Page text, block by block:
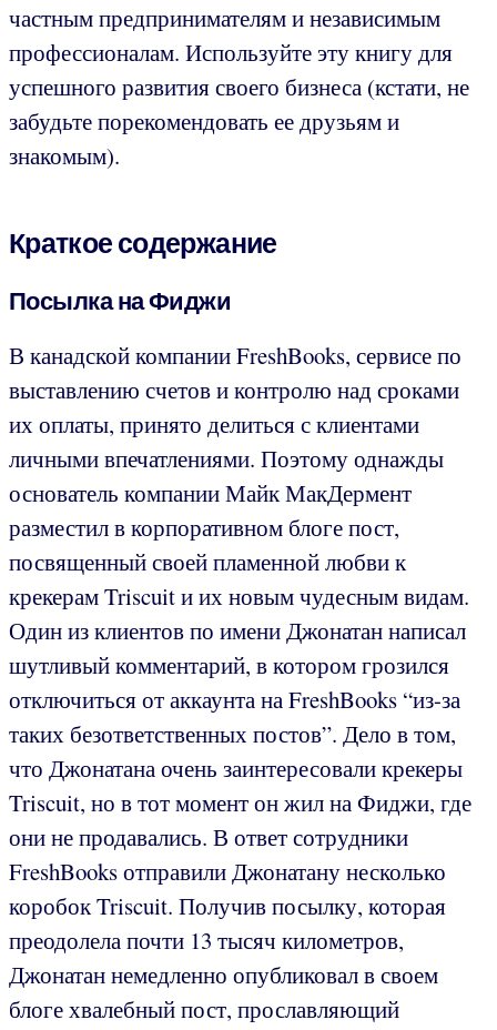
частным предпринимателям и независимым
профессионалам. Используйте эту книгу для
успешного развития своего бизнеса (кстати, не
забудьте порекомендовать ее друзьям и
знакомым).
Краткое содержание
Посылка на Фиджи
В канадской компании FreshBooks, сервисе по
выставлению счетов и контролю над сроками
их оплаты, принято делиться с клиентами
личными впечатлениями. Поэтому однажды
основатель компании Майк МакДермент
разместил в корпоративном блоге пост,
посвященный своей пламенной любви к
крекерам Triscuit и их новым чудесным видам.
Один из клиентов по имени Джонатан написал
шутливый комментарий, в котором грозился
отключиться от аккаунта на FreshBooks “из-за
таких безответственных постов”. Дело в том,
что Джонатана очень заинтересовали крекеры
Triscuit, но в тот момент он жил на Фиджи, где
они не продавались. В ответ сотрудники
FreshBooks отправили Джонатану несколько
коробок Triscuit. Получив посылку, которая
преодолела почти 13 тысяч километров,
Джонатан немедленно опубликовал в своем
блоге хвалебный пост, прославляющий